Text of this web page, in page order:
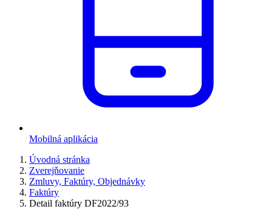
Mobilná aplikácia
Úvodná stránka
Zverejňovanie
Zmluvy, Faktúry, Objednávky
Faktúry
Detail faktúry DF2022/93